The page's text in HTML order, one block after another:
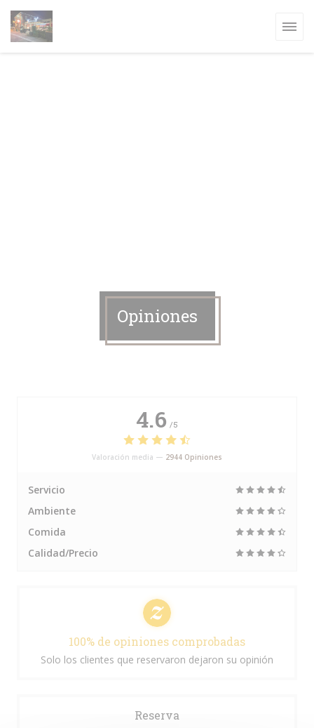
Opiniones
4.6 /5
Valoración media — 2944 Opiniones
Servicio
Ambiente
Comida
Calidad/Precio
100% de opiniones comprobadas
Solo los clientes que reservaron dejaron su opinión
Reserva